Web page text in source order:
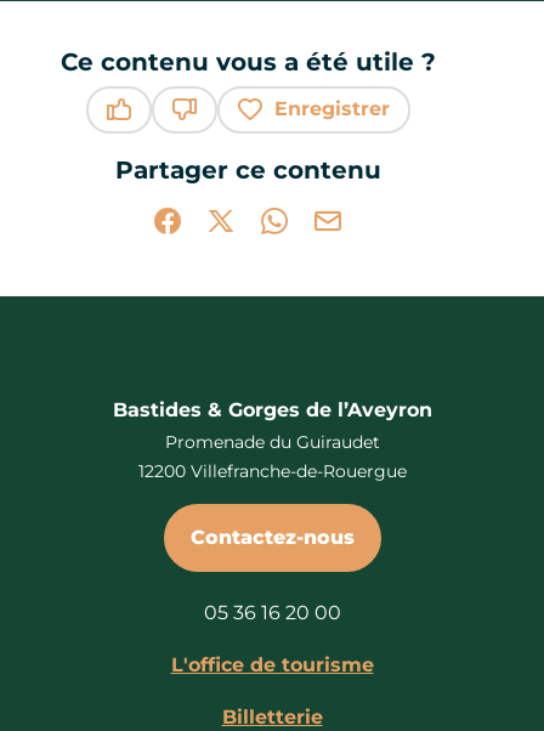
Ce contenu vous a été utile ?
Enregistrer
Partager ce contenu
Partager sur Facebook (nouvelle
Partager sur X / Twitter (nouvelle
Partager sur WhatsApp
Partager par mail
Bastides & Gorges de l’Aveyron
Promenade du Guiraudet
12200 Villefranche-de-Rouergue
Contactez-nous
05 36 16 20 00
L'office de tourisme
Billetterie